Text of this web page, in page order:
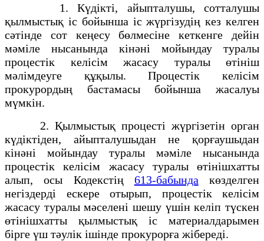
1. Күдiктi, айыпталушы, сотталушы
қылмыстық iс бойынша iс жүргiзудiң кез келген
сәтiнде сот кеңесу бөлмесіне кеткенге дейін
мәмiле нысанында кiнәнi мойындау туралы
процестiк келiсiм жасасу туралы өтiнiш
мәлiмдеуге құқылы. Процестiк келiсiм
прокурордың бастамасы бойынша жасалуы
мүмкiн.
2. Қылмыстық процесті жүргізетін орган
күдіктіден, айыпталушыдан не қорғаушыдан
кінәні мойындау туралы мәміле нысанында
процестік келісім жасасу туралы өтінішхатты
алып, осы Кодекстің 613-бабында көзделген
негіздерді ескере отырып, процестік келісім
жасасу туралы мәселені шешу үшін келіп түскен
өтінішхатты қылмыстық іс материалдарымен
бірге үш тәулік ішінде прокурорға жібереді.